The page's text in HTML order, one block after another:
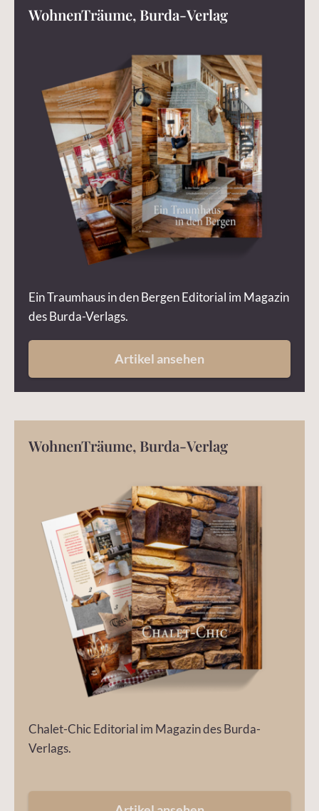
WohnenTräume, Burda-Verlag
Ein Traumhaus in den Bergen Editorial im Magazin
des Burda-Verlags.
Artikel ansehen
WohnenTräume, Burda-Verlag
Chalet-Chic Editorial im Magazin des Burda-
Verlags.